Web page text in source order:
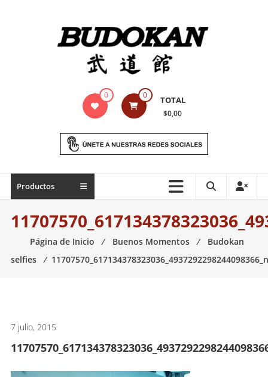
Indumentaria
marciales
Todo
necesario
para
las
0 0 TOTAL
$0,00
Productos
Página de Inicio ⁄ Buenos Momentos ⁄
Budokan
selfies
⁄ 11707570_617134378323036_4937292298244098366_n
7 julio, 2015